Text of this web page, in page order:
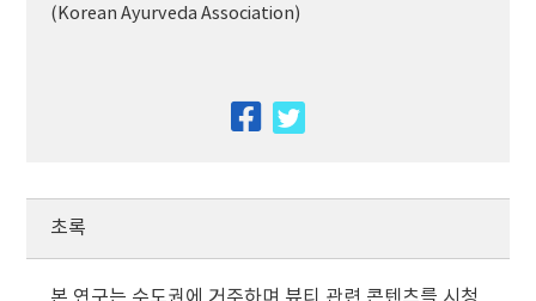
(Korean Ayurveda Association)
facebook
초록